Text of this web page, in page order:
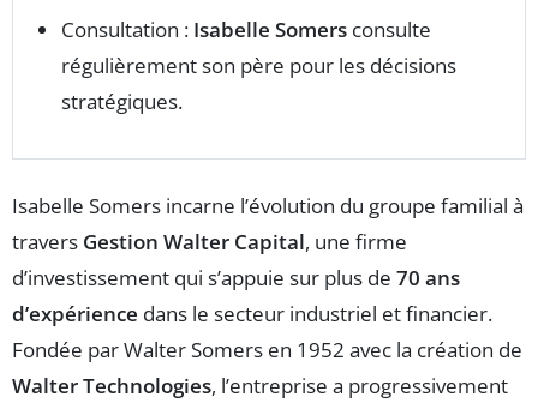
Consultation : Isabelle Somers consulte
régulièrement son père pour les décisions
stratégiques.
Isabelle Somers incarne l’évolution du groupe familial à
travers Gestion Walter Capital, une firme
d’investissement qui s’appuie sur plus de 70 ans
d’expérience dans le secteur industriel et financier.
Fondée par Walter Somers en 1952 avec la création de
Walter Technologies, l’entreprise a progressivement